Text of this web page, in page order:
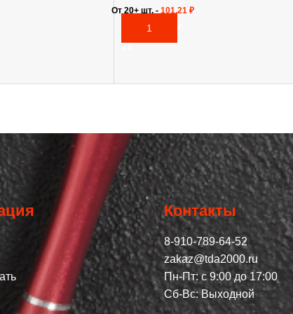
В КОРЗИНУ
От 20+ шт. - 101,21 ₽
Контакты
8-910-789-64-52
zakaz@tda2000.ru
Пн-Пт: с 9:00 до 17:00
Сб-Вс: Выходной